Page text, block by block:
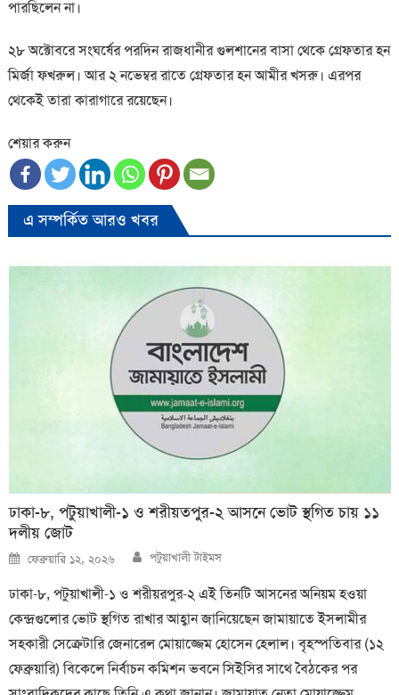
পারছিলেন না।
২৮ অক্টোবরে সংঘর্ষের পরদিন রাজধানীর গুলশানের বাসা থেকে গ্রেফতার হন
মির্জা ফখরুল। আর ২ নভেম্বর রাতে গ্রেফতার হন আমীর খসরু। এরপর
থেকেই তারা কারাগারে রয়েছেন।
শেয়ার করুন
এ সম্পর্কিত আরও খবর
ঢাকা-৮, পটুয়াখালী-১ ও শরীয়তপুর-২ আসনে ভোট স্থগিত চায় ১১
দলীয় জোট
Posted
on
ফেব্রুয়ারি ১২, ২০২৬ Author
পটুয়াখালী টাইমস
ঢাকা-৮, পটুয়াখালী-১ ও শরীয়রপুর-২ এই তিনটি আসনের অনিয়ম হওয়া
কেন্দ্রগুলোর ভোট স্থগিত রাখার আহ্বান জানিয়েছেন জামায়াতে ইসলামীর
সহকারী সেক্রেটারি জেনারেল মোয়াজ্জেম হোসেন হেলাল। বৃহস্পতিবার (১২
ফেব্রুয়ারি) বিকেলে নির্বাচন কমিশন ভবনে সিইসির সাথে বৈঠকের পর